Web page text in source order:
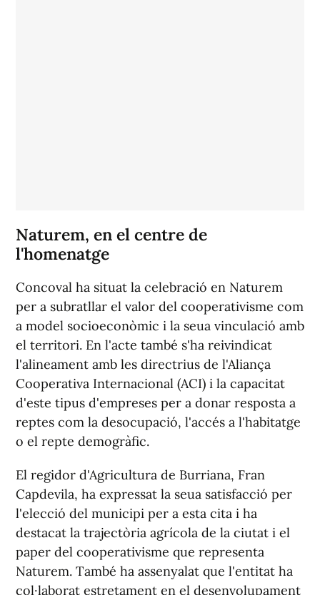
Naturem, en el centre de
l'homenatge
Concoval ha situat la celebració en Naturem
per a subratllar el valor del cooperativisme com
a model socioeconòmic i la seua vinculació amb
el territori. En l'acte també s'ha reivindicat
l'alineament amb les directrius de l'Aliança
Cooperativa Internacional (ACI) i la capacitat
d'este tipus d'empreses per a donar resposta a
reptes com la desocupació, l'accés a l'habitatge
o el repte demogràfic.
El regidor d'Agricultura de Burriana, Fran
Capdevila, ha expressat la seua satisfacció per
l'elecció del municipi per a esta cita i ha
destacat la trajectòria agrícola de la ciutat i el
paper del cooperativisme que representa
Naturem. També ha assenyalat que l'entitat ha
col·laborat estretament en el desenvolupament